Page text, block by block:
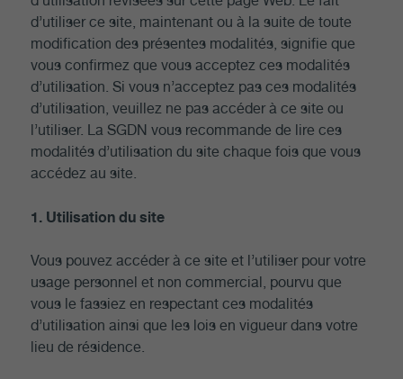
d’utiliser ce site, maintenant ou à la suite de toute
modification des présentes modalités, signifie que
vous confirmez que vous acceptez ces modalités
d’utilisation. Si vous n’acceptez pas ces modalités
d’utilisation, veuillez ne pas accéder à ce site ou
l’utiliser. La SGDN vous recommande de lire ces
modalités d’utilisation du site chaque fois que vous
accédez au site.
1. Utilisation du site
Vous pouvez accéder à ce site et l’utiliser pour votre
usage personnel et non commercial, pourvu que
vous le fassiez en respectant ces modalités
d’utilisation ainsi que les lois en vigueur dans votre
lieu de résidence.